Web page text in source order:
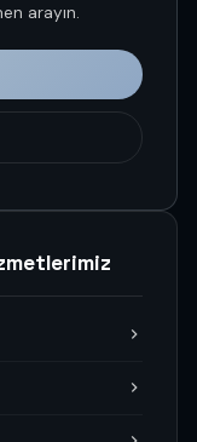
arayın.